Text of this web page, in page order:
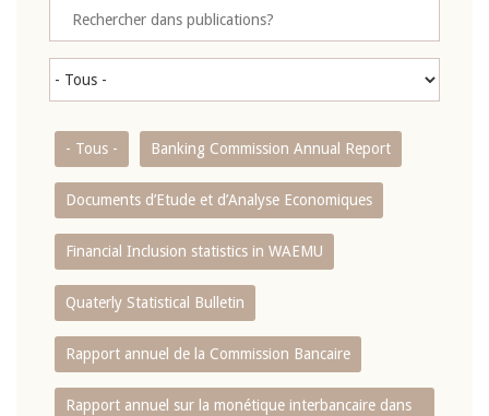
- Tous - Banking Commission Annual Report
Documents d’Etude et d’Analyse Economiques
Financial Inclusion statistics in WAEMU
Quaterly Statistical Bulletin
Rapport annuel de la Commission Bancaire
Rapport annuel sur la monétique interbancaire dans